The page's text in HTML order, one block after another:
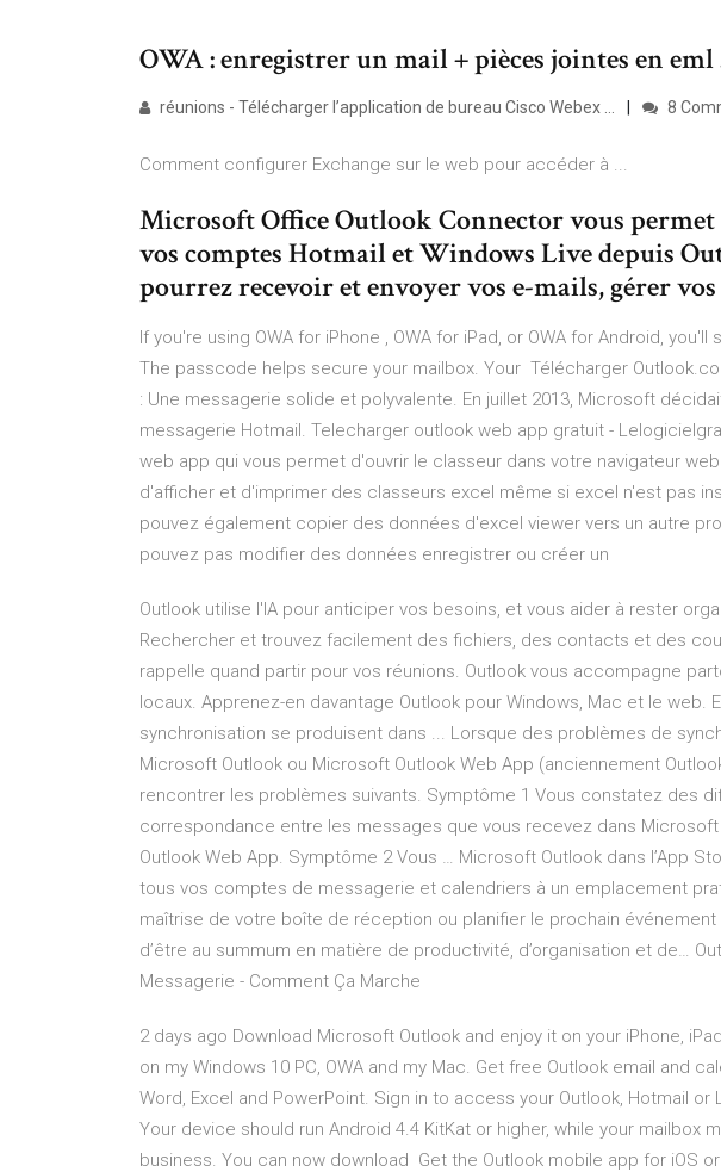
OWA : enregistrer un mail + pièces jointes en eml
réunions - Télécharger l’application de bureau Cisco Webex ... 8
Comment configurer Exchange sur le web pour accéder à ...
Microsoft Office Outlook Connector vous permet
vos comptes Hotmail et Windows Live depuis
pourrez recevoir et envoyer vos e-mails, gérer vos
If you're using OWA for iPhone , OWA for iPad, or OWA for Android,
The passcode helps secure your mailbox. Your Télécharger
: Une messagerie solide et polyvalente. En juillet 2013, Microsoft
messagerie Hotmail. Telecharger outlook web app gratuit -
web app qui vous permet d'ouvrir le classeur dans votre navigateur
d'afficher et d'imprimer des classeurs excel même si excel n'est pas
pouvez également copier des données d'excel viewer vers un autre
pouvez pas modifier des données enregistrer ou créer un
Outlook utilise l'IA pour anticiper vos besoins, et vous aider à rester
Rechercher et trouvez facilement des fichiers, des contacts et des
rappelle quand partir pour vos réunions. Outlook vous accompagne
locaux. Apprenez-en davantage Outlook pour Windows, Mac et le web.
synchronisation se produisent dans ... Lorsque des problèmes de
Microsoft Outlook ou Microsoft Outlook Web App (anciennement
rencontrer les problèmes suivants. Symptôme 1 Vous constatez des
correspondance entre les messages que vous recevez dans
Outlook Web App. Symptôme 2 Vous … ‎Microsoft Outlook dans l’App
tous vos comptes de messagerie et calendriers à un emplacement
maîtrise de votre boîte de réception ou planifier le prochain
d’être au summum en matière de productivité, d’organisation et de…
Messagerie - Comment Ça Marche
2 days ago Download Microsoft Outlook and enjoy it on your iPhone,
on my Windows 10 PC, OWA and my Mac. Get free Outlook email and
Word, Excel and PowerPoint. Sign in to access your Outlook, Hotmail or
Your device should run Android 4.4 KitKat or higher, while your mailbox
business. You can now download Get the Outlook mobile app for iOS